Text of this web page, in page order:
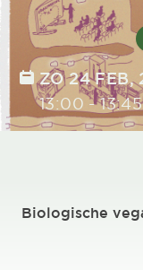
DATE
ZO 24 FEB,
TIME
13:00-13:45
Biologische